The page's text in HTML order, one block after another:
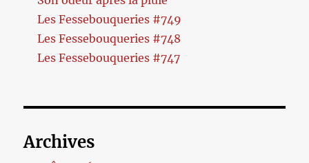
Les Fessebouqueries #749
Les Fessebouqueries #748
Les Fessebouqueries #747
Archives